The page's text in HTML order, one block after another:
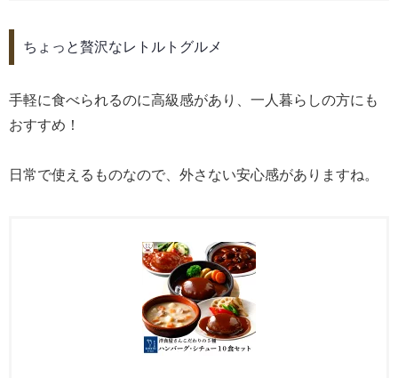
ちょっと贅沢なレトルトグルメ
手軽に食べられるのに高級感があり、一人暮らしの方にも
おすすめ！
日常で使えるものなので、外さない安心感がありますね。